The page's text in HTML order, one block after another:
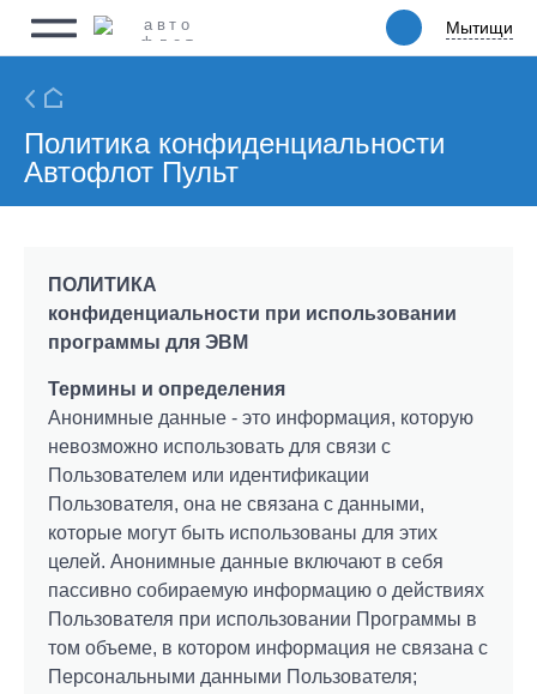
Мытищи
Автопарк
О компании
Вакансии
Контакты
Такси
Политика конфиденциальности
Автофлот Пульт
ПОЛИТИКА
конфиденциальности при использовании
программы для ЭВМ
Термины и определения
Анонимные данные - это информация, которую
невозможно использовать для связи с
Пользователем или идентификации
Пользователя, она не связана с данными,
которые могут быть использованы для этих
целей. Анонимные данные включают в себя
пассивно собираемую информацию о действиях
Пользователя при использовании Программы в
том объеме, в котором информация не связана с
Персональными данными Пользователя;